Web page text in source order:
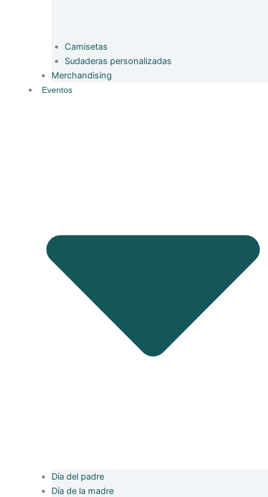
Camisetas
Sudaderas personalizadas
Merchandising
Eventos
Día del padre
Día de la madre